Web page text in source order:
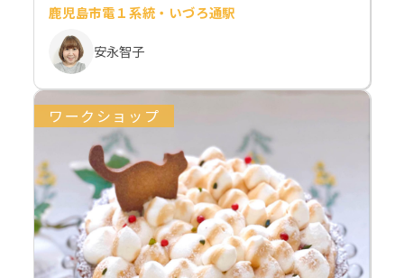
鹿児島市電１系統・いづろ通駅
安永智子
ワークショップ